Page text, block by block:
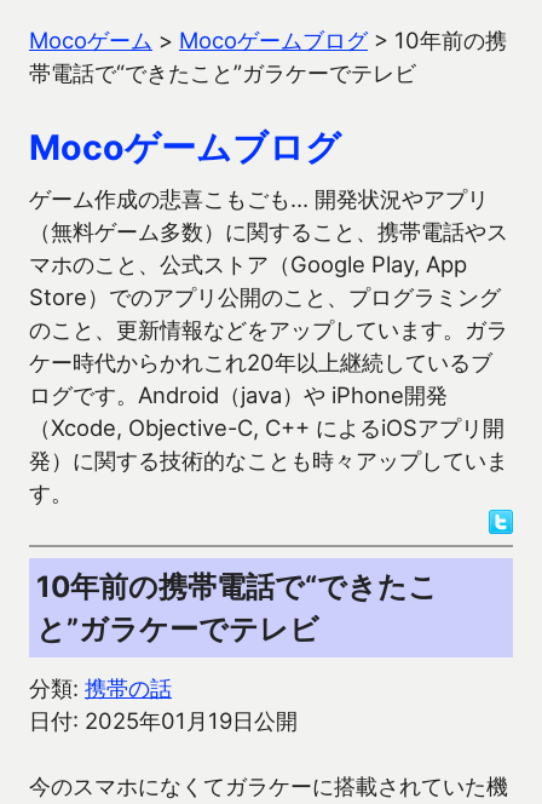
Mocoゲーム > Mocoゲームブログ> 10年前の携
帯電話で“できたこと”ガラケーでテレビ
Mocoゲームブログ
ゲーム作成の悲喜こもごも… 開発状況やアプリ
（無料ゲーム多数）に関すること、携帯電話やス
マホのこと、公式ストア（Google Play, App
Store）でのアプリ公開のこと、プログラミング
のこと、更新情報などをアップしています。ガラ
ケー時代からかれこれ20年以上継続しているブ
ログです。Android（java）や iPhone開発
（Xcode, Objective-C, C++ によるiOSアプリ開
発）に関する技術的なことも時々アップしていま
す。
10年前の携帯電話で“できたこ
と”ガラケーでテレビ
分類: 携帯の話
日付: 2025年01月19日公開
今のスマホになくてガラケーに搭載されていた機